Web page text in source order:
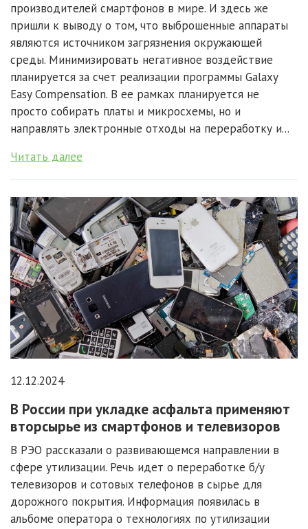
производителей смартфонов в мире. И здесь же
пришли к выводу о том, что выброшенные аппараты
являются источником загрязнения окружающей
среды. Минимизировать негативное воздействие
планируется за счет реализации программы Galaxy
Easy Compensation. В ее рамках планируется не
просто собирать платы и микросхемы, но и
направлять электронные отходы на переработку и...
Читать далее
12.12.2024
В России при укладке асфальта применяют
вторсырье из смартфонов и телевизоров
В РЭО рассказали о развивающемся направлении в
сфере утилизации. Речь идет о переработке б/у
телевизоров и сотовых телефонов в сырье для
дорожного покрытия. Информация появилась в
альбоме оператора о технологиях по утилизации